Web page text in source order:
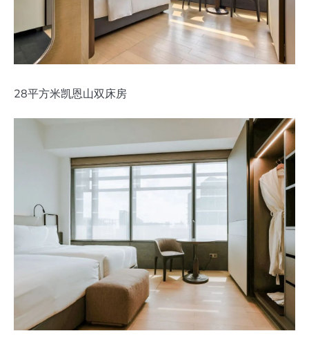
28平方米凯恩山双床房‍